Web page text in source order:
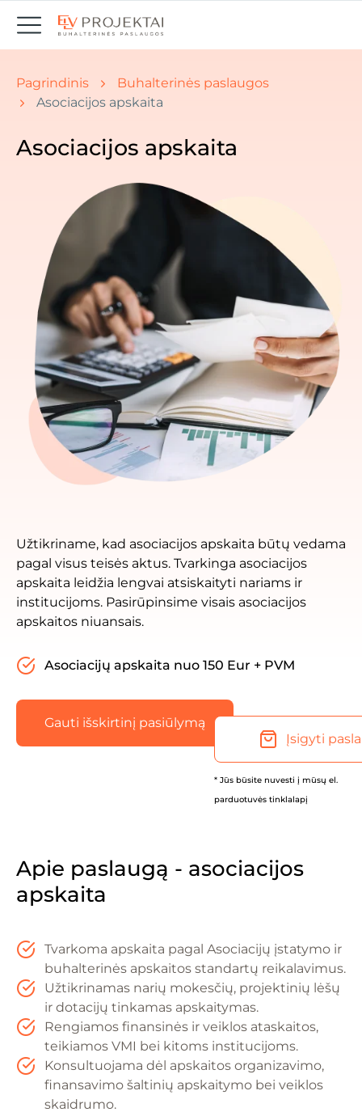
Jūs esate čia: Pradžia " Naujienos
Pagrindinis
Buhalterinės paslaugos
Asociacijos apskaita
Asociacijos apskaita
Užtikriname, kad asociacijos apskaita būtų vedama
pagal visus teisės aktus. Tvarkinga asociacijos
apskaita leidžia lengvai atsiskaityti nariams ir
institucijoms. Pasirūpinsime visais asociacijos
apskaitos niuansais.
Asociacijų apskaita nuo 150 Eur + PVM
Gauti išskirtinį pasiūlymą
Įsigyti
* Jūs būsite nuvesti į mūsų el.
parduotuvės tinklalapį
Apie paslaugą - asociacijos
apskaita
Tvarkoma apskaita pagal Asociacijų įstatymo ir
buhalterinės apskaitos standartų reikalavimus.
Užtikrinamas narių mokesčių, projektinių lėšų
ir dotacijų tinkamas apskaitymas.
Rengiamos finansinės ir veiklos ataskaitos,
teikiamos VMI bei kitoms institucijoms.
Konsultuojama dėl apskaitos organizavimo,
finansavimo šaltinių apskaitymo bei veiklos
skaidrumo.